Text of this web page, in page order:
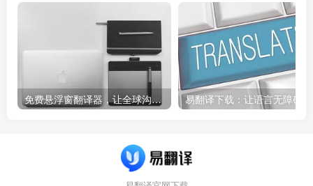
免费悬浮窗翻译器，让全球沟通无障碍！